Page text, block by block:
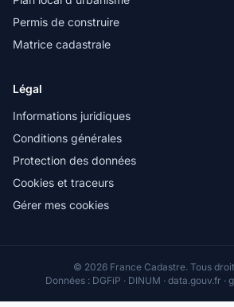
Permis de construire
Matrice cadastrale
Légal
Informations juridiques
Conditions générales
Protection des données
Cookies et traceurs
Gérer mes cookies
© 2026 France Cadastre. Tous
Données : DGFiP · DINUM · data.gouv.fr ·